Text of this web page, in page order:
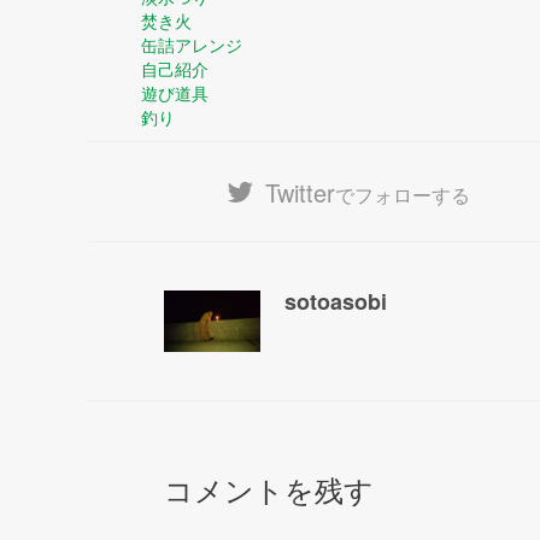
焚き火
缶詰アレンジ
自己紹介
遊び道具
釣り
Twitterでフォローする
sotoasobi
コメントを残す